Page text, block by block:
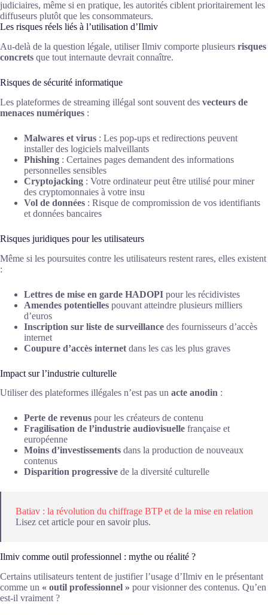
judiciaires, même si en pratique, les autorités ciblent prioritairement les
diffuseurs plutôt que les consommateurs.
Les risques réels liés à l’utilisation d’Ilmiv
Au-delà de la question légale, utiliser Ilmiv comporte plusieurs risques
concrets que tout internaute devrait connaître.
Risques de sécurité informatique
Les plateformes de streaming illégal sont souvent des vecteurs de
menaces numériques :
Malwares et virus : Les pop-ups et redirections peuvent
installer des logiciels malveillants
Phishing : Certaines pages demandent des informations
personnelles sensibles
Cryptojacking : Votre ordinateur peut être utilisé pour miner
des cryptomonnaies à votre insu
Vol de données : Risque de compromission de vos identifiants
et données bancaires
Risques juridiques pour les utilisateurs
Même si les poursuites contre les utilisateurs restent rares, elles existent
:
Lettres de mise en garde HADOPI pour les récidivistes
Amendes potentielles pouvant atteindre plusieurs milliers
d’euros
Inscription sur liste de surveillance des fournisseurs d’accès
internet
Coupure d’accès internet dans les cas les plus graves
Impact sur l’industrie culturelle
Utiliser des plateformes illégales n’est pas un acte anodin :
Perte de revenus pour les créateurs de contenu
Fragilisation de l’industrie audiovisuelle française et
européenne
Moins d’investissements dans la production de nouveaux
contenus
Disparition progressive de la diversité culturelle
Batiav : la révolution du chiffrage BTP et de la mise en relation
Lisez cet article pour en savoir plus.
Ilmiv comme outil professionnel : mythe ou réalité ?
Certains utilisateurs tentent de justifier l’usage d’Ilmiv en le présentant
comme un « outil professionnel » pour visionner des contenus. Qu’en
est-il vraiment ?